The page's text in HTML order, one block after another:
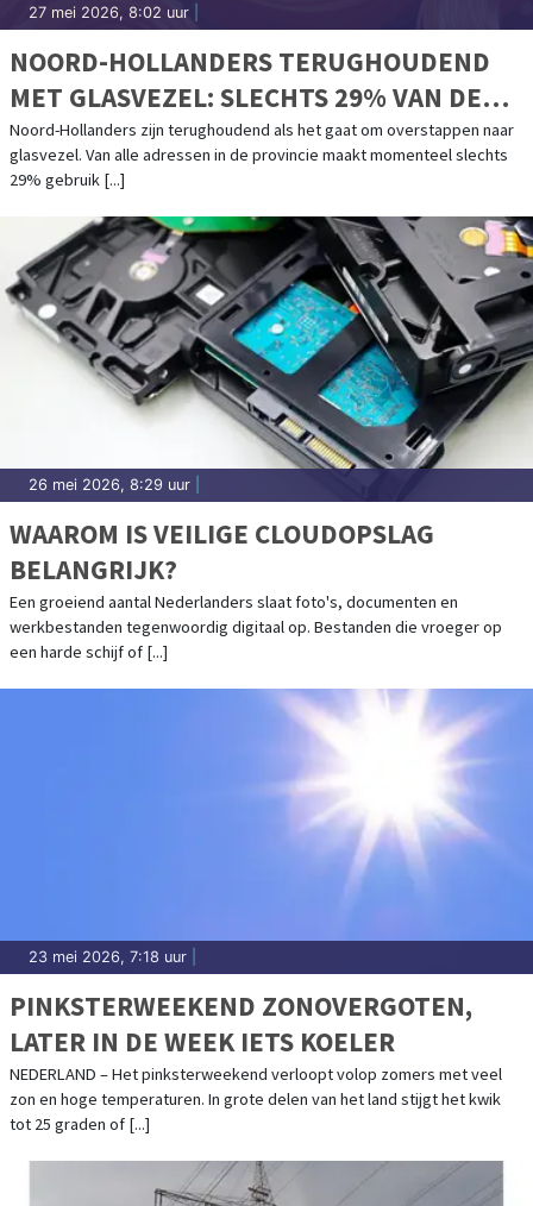
27 mei 2026, 8:02 uur
NOORD-HOLLANDERS TERUGHOUDEND
MET GLASVEZEL: SLECHTS 29% VAN DE
ADRESSEN IS ACTIEF
Noord-Hollanders zijn terughoudend als het gaat om overstappen naar
glasvezel. Van alle adressen in de provincie maakt momenteel slechts
29% gebruik [...]
26 mei 2026, 8:29 uur
WAAROM IS VEILIGE CLOUDOPSLAG
BELANGRIJK?
Een groeiend aantal Nederlanders slaat foto's, documenten en
werkbestanden tegenwoordig digitaal op. Bestanden die vroeger op
een harde schijf of [...]
23 mei 2026, 7:18 uur
PINKSTERWEEKEND ZONOVERGOTEN,
LATER IN DE WEEK IETS KOELER
NEDERLAND – Het pinksterweekend verloopt volop zomers met veel
zon en hoge temperaturen. In grote delen van het land stijgt het kwik
tot 25 graden of [...]